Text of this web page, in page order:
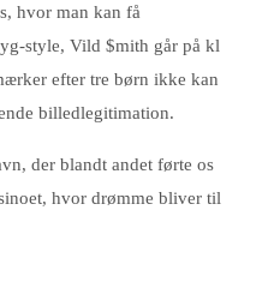
hvor man kan få
style, Vild $mith går på kl
efter tre børn ikke kan
billedlegitimation.
der blandt andet førte os
hvor drømme bliver til